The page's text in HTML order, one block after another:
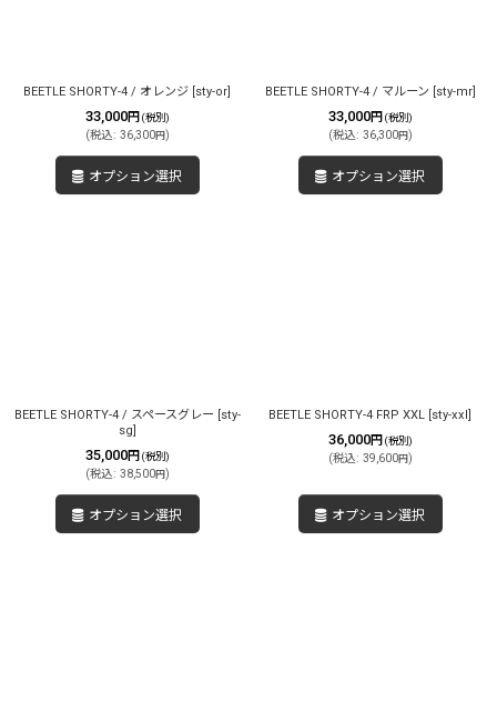
BEETLE SHORTY-4 / オレンジ [sty-or]
33,000円 (税別)
(税込: 36,300円)
オプション選択
BEETLE SHORTY-4 / マルーン [sty-mr]
33,000円 (税別)
(税込: 36,300円)
オプション選択
BEETLE SHORTY-4 / スペースグレー [sty-
sg]
35,000円 (税別)
(税込: 38,500円)
オプション選択
BEETLE SHORTY-4 FRP XXL [sty-xxl]
36,000円 (税別)
(税込: 39,600円)
オプション選択